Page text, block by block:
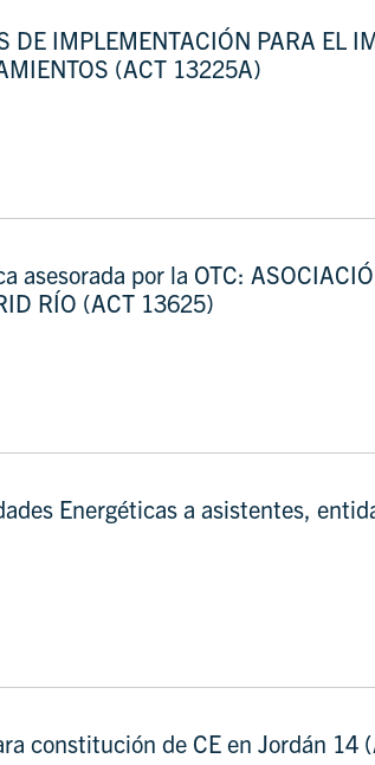
DE IMPLEMENTACIÓN PARA EL
(ACT 13225A)
por la OTC:
RÍO (ACT 13625)
Energéticas a asistentes,
constitución de CE en Jordán 14